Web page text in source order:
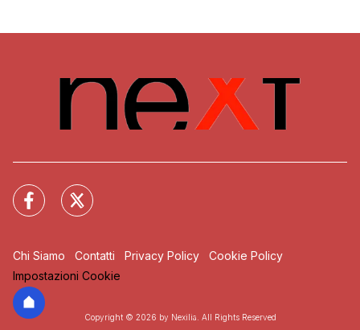
Chi Siamo Contatti Privacy Policy
Cookie Policy
Impostazioni Cookie
Copyright © 2026 by Nexilia. All Rights Reserved